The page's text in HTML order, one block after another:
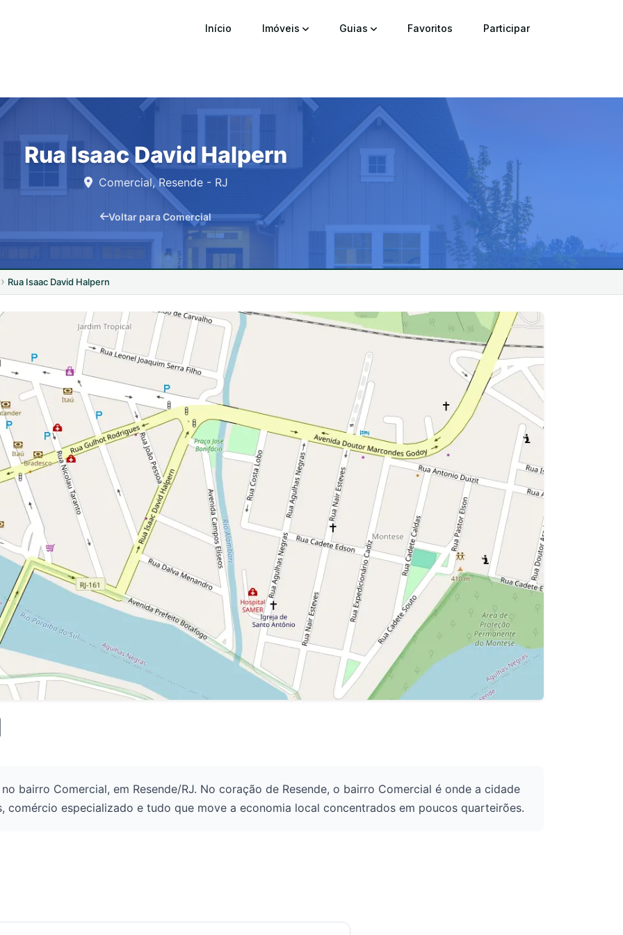
Início Imóveis Guias Favoritos Participar
Rua Isaac David Halpern
Comercial, Resende - RJ
Voltar para Comercial
Rua Isaac David Halpern
bairro Comercial, em Resende/RJ. No coração de Resende, o bairro Comercial é onde a cidade
especializado e tudo que move a economia local concentrados em poucos quarteirões.